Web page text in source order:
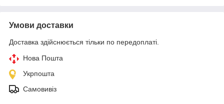
Умови доставки
Доставка здійснюється тільки по передоплаті.
Нова Пошта
Укрпошта
Самовивіз